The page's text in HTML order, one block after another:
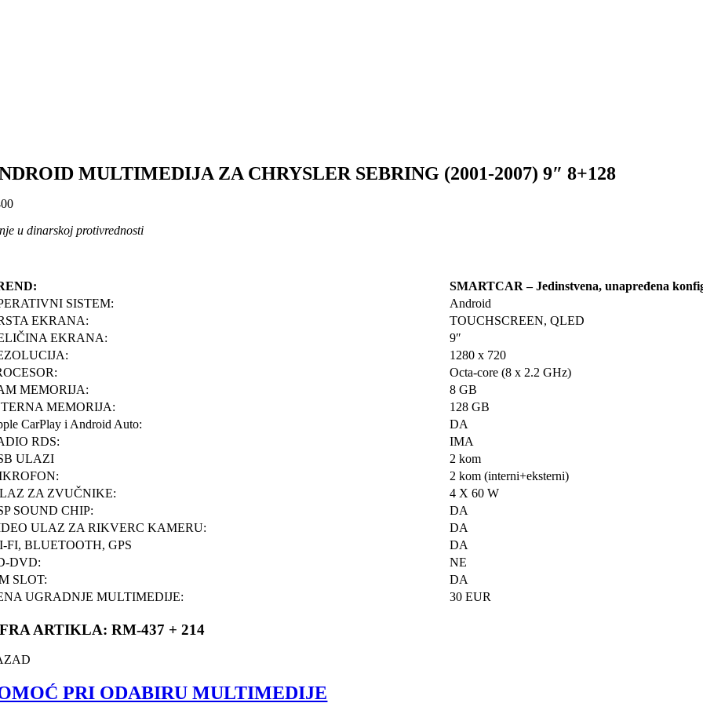
MULTIMEDIJA ZA CHRYSLER SEBRING (2001-2007) 9″ 8+128
u dinarskoj protivrednosti
SMARTCAR – Jedinstvena, unapređena
SISTEM:
Android
EKRANA:
TOUCHSCREEN, QLED
EKRANA:
9″
1280 x 720
Octa-core (8 x 2.2 GHz)
MEMORIJA:
8 GB
MEMORIJA:
128 GB
CarPlay i Android Auto:
DA
RDS:
IMA
ULAZI
2 kom
2 kom (interni+eksterni)
ZA ZVUČNIKE:
4 X 60 W
SOUND CHIP:
DA
ULAZ ZA RIKVERC KAMERU:
DA
FI, BLUETOOTH, GPS
DA
DVD:
NE
SLOT:
DA
UGRADNJE MULTIMEDIJE:
30 EUR
ARTIKLA: RM-437 + 214
PRI ODABIRU MULTIMEDIJE